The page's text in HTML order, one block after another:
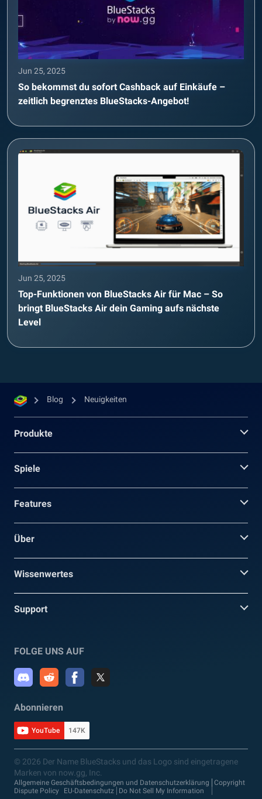
Jun 25, 2025
So bekommst du sofort Cashback auf Einkäufe –
zeitlich begrenztes BlueStacks-Angebot!
Jun 25, 2025
Top-Funktionen von BlueStacks Air für Mac – So
bringt BlueStacks Air dein Gaming aufs nächste
Level
Blog Neuigkeiten
Produkte
Spiele
Features
Über
Wissenwertes
Support
FOLGE UNS AUF
Abonnieren
YouTube 147K
© 2026 Der Name BlueStacks und das Logo sind eingetragene
Marken von now.gg, Inc.
Allgemeine Geschäftsbedingungen und Datenschutzerklärung
Copyright
Dispute Policy
EU-Datenschutz Do Not Sell My Information